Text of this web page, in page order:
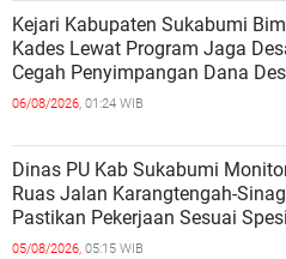
Kejari Kabupaten Sukabumi
Kades Lewat Program Jaga
Cegah Penyimpangan Dana
06/08/2026, 01:24 WIB
Dinas PU Kab Sukabumi
Ruas Jalan Karangtengah-
Pastikan Pekerjaan Sesuai
Teknis
05/08/2026, 05:15 WIB